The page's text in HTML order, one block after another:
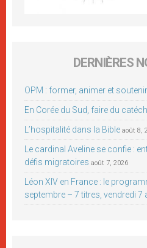
DERNIÈRES
OPM : former, animer et
En Corée du Sud, faire du
L’hospitalité dans la Bible août 8,
Le cardinal Aveline se confie :
défis migratoires août 7, 2026
Léon XIV en France : le
septembre – 7 titres, vendredi 7